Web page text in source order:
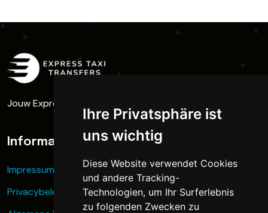
Ihre Privatsphäre ist
uns wichtig
Diese Website verwendet Cookies
und andere Tracking-
Technologien, um Ihr Surferlebnis
zu folgenden Zwecken zu
Jouw Express Taxi - Vol gas naar het skigebied
Informatie
Impressum
Privacybeleid